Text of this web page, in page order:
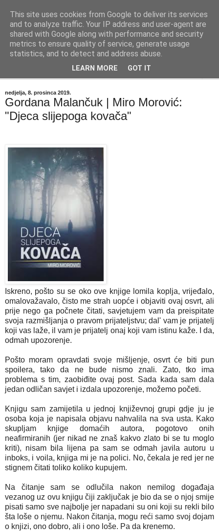
"Kvaka"
Časopis za književnost ISSN 2459-5632
nedjelja, 8. prosinca 2019.
Gordana Malančuk | Miro Morović:
"Djeca slijepoga kovača"
Iskreno, pošto su se oko ove knjige lomila koplja, vrijeđalo,
omalovažavalo, čisto me strah uopće i objaviti ovaj osvrt, ali
prije nego ga počnete čitati, savjetujem vam da preispitate
svoja razmišljanja o pravom prijateljstvu; dal' vam je prijatelj
koji vas laže, il vam je prijatelj onaj koji vam istinu kaže. I da,
odmah upozorenje.
Pošto moram opravdati svoje mišljenje, osvrt će biti pun
spoilera, tako da ne bude nismo znali. Zato, tko ima
problema s tim, zaobiđite ovaj post. Sada kada sam dala
jedan odličan savjet i izdala upozorenje, možemo početi.
Knjigu sam zamijetila u jednoj književnoj grupi gdje ju je
osoba koja je napisala objavu nahvalila na sva usta. Kako
skupljam knjige domaćih autora, pogotovo onih
neafirmiranih (jer nikad ne znaš kakvo zlato bi se tu moglo
kriti), nisam bila lijena pa sam se odmah javila autoru u
inboks, i voila, knjiga mi je na polici. No, čekala je red jer ne
stignem čitati toliko koliko kupujem.
Na čitanje sam se odlučila nakon nemilog događaja
vezanog uz ovu knjigu čiji zaključak je bio da se o njoj smije
pisati samo sve najbolje jer napadani su oni koji su rekli bilo
šta loše o njemu. Nakon čitanja, mogu reći samo svoj dojam
o knjizi, ono dobro, ali i ono loše. Pa da krenemo.
This site uses cookies from Google to deliver its services
and to analyze traffic. Your IP address and user-agent are
shared with Google along with performance and security
metrics to ensure quality of service, generate usage
statistics, and to detect and address abuse.
LEARN MORE GOT IT